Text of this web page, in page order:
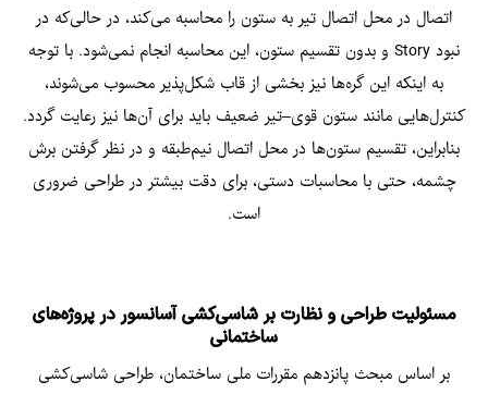
اتصال در محل اتصال تیر به ستون را محاسبه می‌کند، در حالی‌که در
نبود Story و بدون تقسیم ستون، این محاسبه انجام نمی‌شود. با توجه
به اینکه این گره‌ها نیز بخشی از قاب شکل‌پذیر محسوب می‌شوند،
کنترل‌هایی مانند ستون قوی–تیر ضعیف باید برای آن‌ها نیز رعایت گردد.
بنابراین، تقسیم ستون‌ها در محل اتصال نیم‌طبقه و در نظر گرفتن برش
چشمه، حتی با محاسبات دستی، برای دقت بیشتر در طراحی ضروری
است.
مسئولیت طراحی و نظارت بر شاسی‌کشی آسانسور در پروژه‌های
ساختمانی
بر اساس مبحث پانزدهم مقررات ملی ساختمان، طراحی شاسی‌کشی